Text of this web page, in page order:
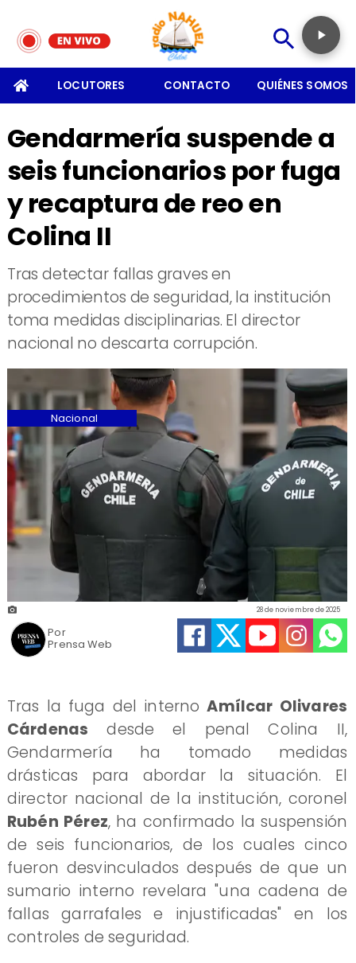
LOCUTORES CONTACTO QUIÉNES SOMOS
Gendarmería suspende a
seis funcionarios por fuga
y recaptura de reo en
Colina II
Tras detectar fallas graves en
procedimientos de seguridad, la institución
toma medidas disciplinarias. El director
nacional no descarta corrupción.
Prensa Web
28 de noviembre de 2025
Nacional
Por
Tras la fuga del internoAmílcar Olivares
Cárdenas desde el penal Colina II,
Gendarmería ha tomado medidas
drásticas para abordar la situación. El
director nacional de la institución, coronel
Rubén Pérez, ha confirmado la suspensión
de seis funcionarios, de los cuales cinco
fueron desvinculados después de que un
sumario interno revelara "una cadena de
fallas garrafales e injustificadas" en los
controles de seguridad.